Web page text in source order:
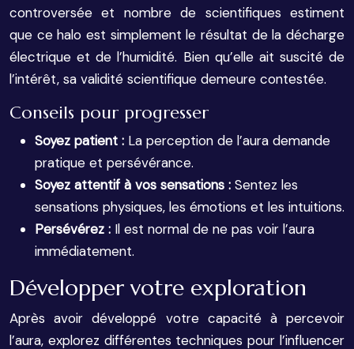
controversée et nombre de scientifiques estiment
que ce halo est simplement le résultat de la décharge
électrique et de l’humidité. Bien qu’elle ait suscité de
l’intérêt, sa validité scientifique demeure contestée.
Conseils pour progresser
Soyez patient : La perception de l’aura demande
pratique et persévérance.
Soyez attentif à vos sensations : Sentez les
sensations physiques, les émotions et les intuitions.
Persévérez : Il est normal de ne pas voir l’aura
immédiatement.
Développer votre exploration
Après avoir développé votre capacité à percevoir
l’aura, explorez différentes techniques pour l’influencer